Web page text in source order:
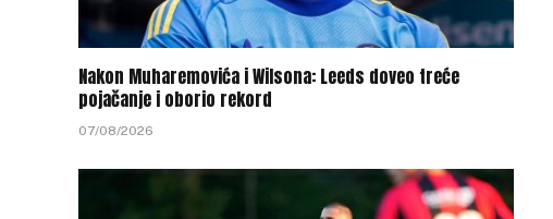
Nakon Muharemovića i Wilsona: Leeds doveo treće
pojačanje i oborio rekord
07/08/2026